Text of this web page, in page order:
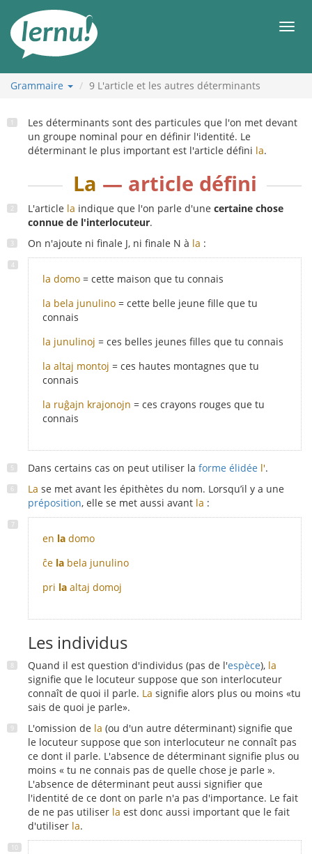
contenu
Grammaire 9 L'article et les autres déterminants
Les déterminants sont des particules que l'on met devant
un groupe nominal pour en définir l'identité. Le
déterminant le plus important est l'article défini la.
La — article défini
L'article la indique que l'on parle d'une certaine chose
connue de l'interlocuteur.
On n'ajoute ni finale J, ni finale N à la :
la domo = cette maison que tu connais
la bela junulino = cette belle jeune fille que tu
connais
la junulinoj = ces belles jeunes filles que tu connais
la altaj montoj = ces hautes montagnes que tu
connais
la ruĝajn krajonojn = ces crayons rouges que tu
connais
Dans certains cas on peut utiliser la forme élidée l'.
La se met avant les épithètes du nom. Lorsqu’il y a une
préposition, elle se met aussi avant la :
en la domo
ĉe la bela junulino
pri la altaj domoj
Les individus
Quand il est question d'individus (pas de l'espèce), la
signifie que le locuteur suppose que son interlocuteur
connaît de quoi il parle. La signifie alors plus ou moins «tu
sais de quoi je parle».
L'omission de la (ou d'un autre déterminant) signifie que
le locuteur suppose que son interlocuteur ne connaît pas
ce dont il parle. L'absence de déterminant signifie plus ou
moins « tu ne connais pas de quelle chose je parle ».
L'absence de déterminant peut aussi signifier que
l'identité de ce dont on parle n'a pas d'importance. Le fait
de ne pas utiliser la est donc aussi important que le fait
d'utiliser la.